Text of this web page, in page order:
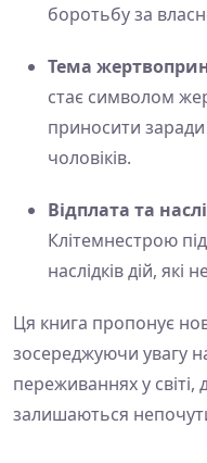
боротьбу за
Тема
стає символом
приносити заради
чоловіків.
Відплата та
Клітемнестрою
наслідків дій,
Ця книга пропонує
зосереджуючи увагу
переживаннях у світі,
залишаються